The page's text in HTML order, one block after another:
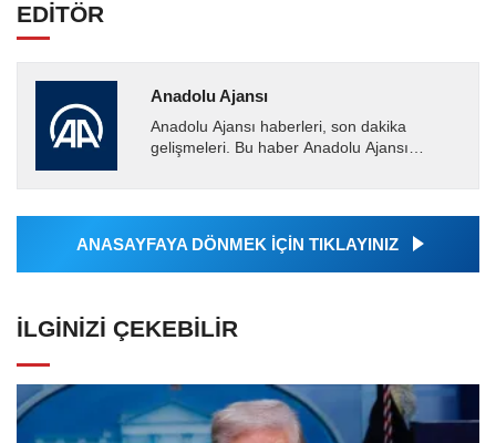
EDİTÖR
Anadolu Ajansı
Anadolu Ajansı haberleri, son dakika
gelişmeleri. Bu haber Anadolu Ajansı
tarafından geçilen tüm...
ANASAYFAYA DÖNMEK İÇİN TIKLAYINIZ
İLGINIZI ÇEKEBILIR